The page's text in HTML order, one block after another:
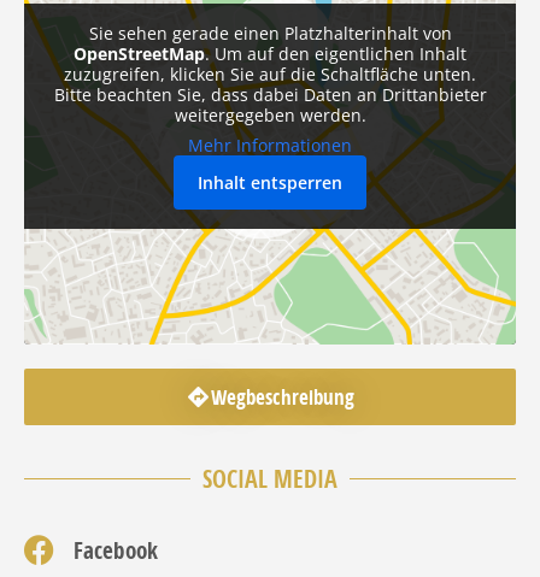
Sie sehen gerade einen Platzhalterinhalt von
OpenStreetMap. Um auf den eigentlichen Inhalt
zuzugreifen, klicken Sie auf die Schaltfläche unten.
Bitte beachten Sie, dass dabei Daten an Drittanbieter
weitergegeben werden.
Mehr Informationen
Inhalt entsperren
Wegbeschreibung
SOCIAL MEDIA
Facebook